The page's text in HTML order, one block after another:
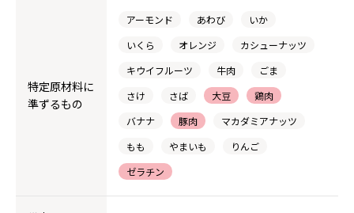
特定原材料に
準ずるもの
アーモンド あわび
いか
いくら
オレンジ
カシューナッツ
キウイフルーツ
牛肉
ごま
さけ
さば 大豆
鶏肉
バナナ
豚肉
マカダミアナッツ
もも
やまいも
りんご
ゼラチン